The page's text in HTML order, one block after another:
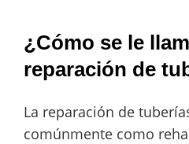
¿Cómo se le
reparación de
La reparación de
comúnmente como